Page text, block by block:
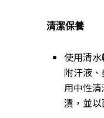
清潔保養
使用清
附汗液
用中性
漬，並以